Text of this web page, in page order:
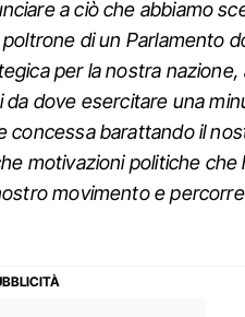
a ciò che abbiamo
di un Parlamento
per la nostra nazione,
dove esercitare una
concessa barattando il
motivazioni politiche che
movimento e